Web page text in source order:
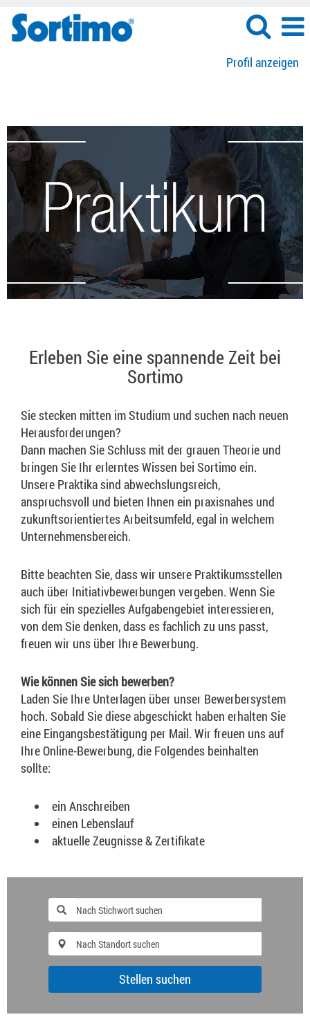
Profil anzeigen
Erleben Sie eine spannende Zeit bei
Sortimo
Sie stecken mitten im Studium und suchen nach neuen
Herausforderungen?
Dann machen Sie Schluss mit der grauen Theorie und
bringen Sie Ihr erlerntes Wissen bei Sortimo ein.
Unsere Praktika sind abwechslungsreich,
anspruchsvoll und bieten Ihnen ein praxisnahes und
zukunftsorientiertes Arbeitsumfeld, egal in welchem
Unternehmensbereich.
Bitte beachten Sie, dass wir unsere Praktikumsstellen
auch über Initiativbewerbungen vergeben. Wenn Sie
sich für ein spezielles Aufgabengebiet interessieren,
von dem Sie denken, dass es fachlich zu uns passt,
freuen wir uns über Ihre Bewerbung.
Wie können Sie sich bewerben?
Laden Sie Ihre Unterlagen über unser Bewerbersystem
hoch. Sobald Sie diese abgeschickt haben erhalten Sie
eine Eingangsbestätigung per Mail. Wir freuen uns auf
Ihre Online-Bewerbung, die Folgendes beinhalten
sollte:
ein Anschreiben
einen Lebenslauf
aktuelle Zeugnisse & Zertifikate
Stellen suchen